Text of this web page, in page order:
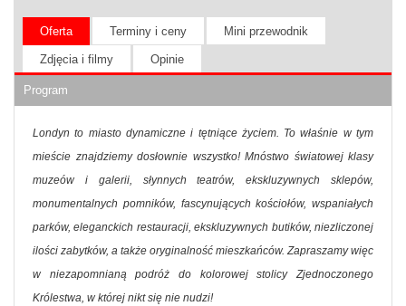
Oferta Terminy i ceny Mini przewodnik
Zdjęcia i filmy Opinie
Program
Londyn to miasto dynamiczne i tętniące życiem. To właśnie w tym
mieście znajdziemy dosłownie wszystko! Mnóstwo światowej klasy
muzeów i galerii, słynnych teatrów, ekskluzywnych sklepów,
monumentalnych pomników, fascynujących kościołów, wspaniałych
parków, eleganckich restauracji, ekskluzywnych butików, niezliczonej
ilości zabytków, a także oryginalność mieszkańców. Zapraszamy więc
w niezapomnianą podróż do kolorowej stolicy Zjednoczonego
Królestwa, w której nikt się nie nudzi!